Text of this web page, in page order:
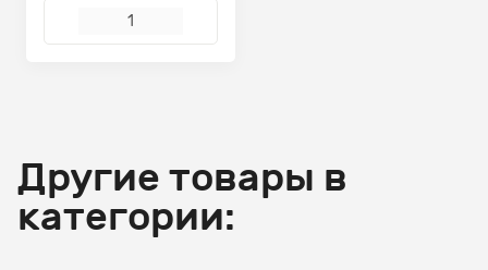
Другие товары в
категории: